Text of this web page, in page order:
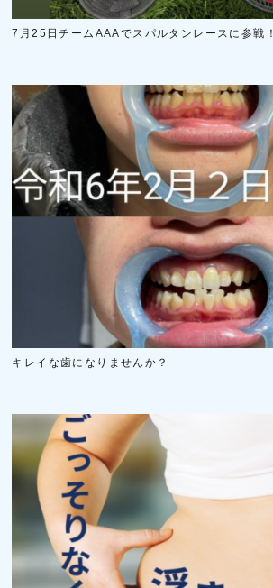
7月25日チームAAAでスパルタンレースに参戦！
キレイな歯になりませんか？